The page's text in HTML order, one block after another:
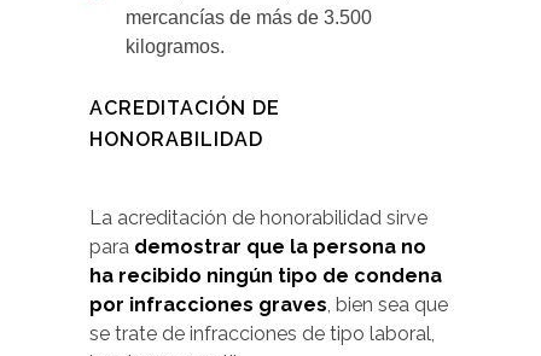
mercancías de más de 3.500
kilogramos.
ACREDITACIÓN DE
HONORABILIDAD
La acreditación de honorabilidad sirve
para demostrar que la persona no
ha recibido ningún tipo de condena
por infracciones graves, bien sea que
se trate de infracciones de tipo laboral,